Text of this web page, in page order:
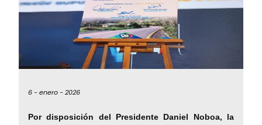
6 -enero -2026
Por disposición del Presidente Daniel Noboa, la